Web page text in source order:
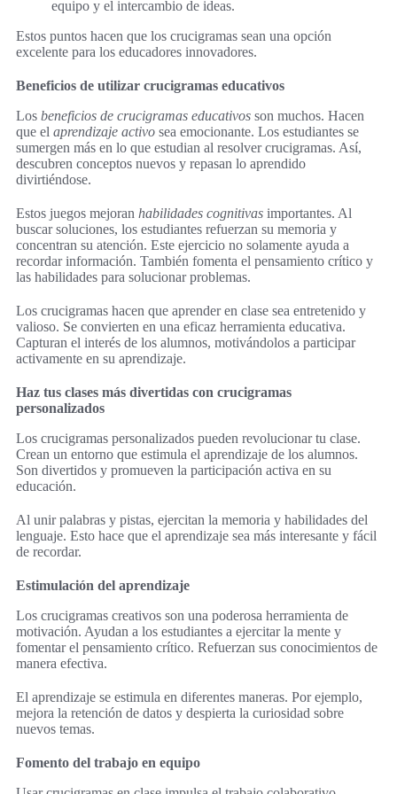
equipo y el intercambio de ideas.
Estos puntos hacen que los crucigramas sean una opción
excelente para los educadores innovadores.
Beneficios de utilizar crucigramas educativos
Los beneficios de crucigramas educativos son muchos. Hacen
que el aprendizaje activo sea emocionante. Los estudiantes se
sumergen más en lo que estudian al resolver crucigramas. Así,
descubren conceptos nuevos y repasan lo aprendido
divirtiéndose.
Estos juegos mejoran habilidades cognitivas importantes. Al
buscar soluciones, los estudiantes refuerzan su memoria y
concentran su atención. Este ejercicio no solamente ayuda a
recordar información. También fomenta el pensamiento crítico y
las habilidades para solucionar problemas.
Los crucigramas hacen que aprender en clase sea entretenido y
valioso. Se convierten en una eficaz herramienta educativa.
Capturan el interés de los alumnos, motivándolos a participar
activamente en su aprendizaje.
Haz tus clases más divertidas con crucigramas
personalizados
Los crucigramas personalizados pueden revolucionar tu clase.
Crean un entorno que estimula el aprendizaje de los alumnos.
Son divertidos y promueven la participación activa en su
educación.
Al unir palabras y pistas, ejercitan la memoria y habilidades del
lenguaje. Esto hace que el aprendizaje sea más interesante y fácil
de recordar.
Estimulación del aprendizaje
Los crucigramas creativos son una poderosa herramienta de
motivación. Ayudan a los estudiantes a ejercitar la mente y
fomentar el pensamiento crítico. Refuerzan sus conocimientos de
manera efectiva.
El aprendizaje se estimula en diferentes maneras. Por ejemplo,
mejora la retención de datos y despierta la curiosidad sobre
nuevos temas.
Fomento del trabajo en equipo